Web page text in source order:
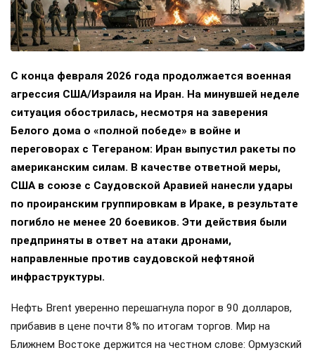
С конца февраля 2026 года продолжается военная
агрессия США/Израиля на Иран. На минувшей неделе
ситуация обострилась, несмотря на заверения
Белого дома о «полной победе» в войне и
переговорах с Тегераном: Иран выпустил ракеты по
американским силам. В качестве ответной меры,
США в союзе с Саудовской Аравией нанесли удары
по проиранским группировкам в Ираке, в результате
погибло не менее 20 боевиков. Эти действия были
предприняты в ответ на атаки дронами,
направленные против саудовской нефтяной
инфраструктуры.
Нефть Brent уверенно перешагнула порог в 90 долларов,
прибавив в цене почти 8% по итогам торгов. Мир на
Ближнем Востоке держится на честном слове: Ормузский